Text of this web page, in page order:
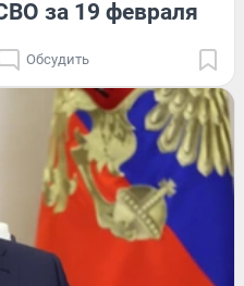
за 19 февраля
Обсудить